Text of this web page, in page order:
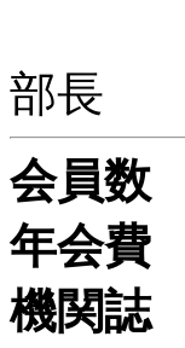
太田
部長
会員数
年会費
機関誌